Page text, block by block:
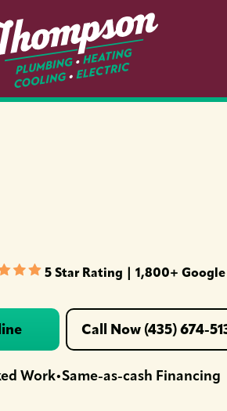
5 Star Rating | 1,800+ Google
Call Now (435) 674-
Work•Same-as-cash Financing